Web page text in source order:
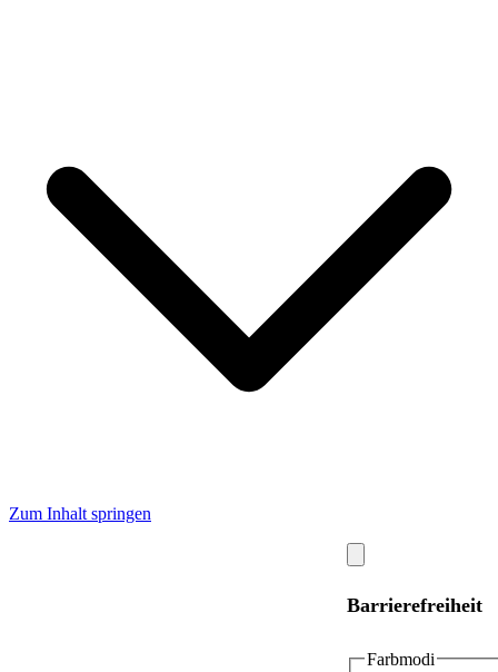
Zum Inhalt springen
schließen
Barrierefreiheit
Farbmodi